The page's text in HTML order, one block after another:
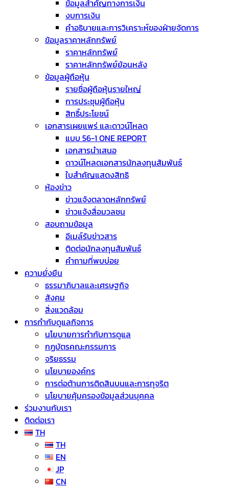
ข้อมูลสำคัญทางการเงิน
งบการเงิน
คำอธิบายและการวิเคราะห์ของฝ่ายจัดการ
ข้อมูลราคาหลักทรัพย์
ราคาหลักทรัพย์
ราคาหลักทรัพย์ย้อนหลัง
ข้อมูลผู้ถือหุ้น
รายชื่อผู้ถือหุ้นรายใหญ่
การประชุมผู้ถือหุ้น
สิทธิ์ประโยชน์
เอกสารเผยแพร่ และดาวน์โหลด
แบบ 56-1 ONE REPORT
เอกสารนำเสนอ
ดาวน์โหลดเอกสารนักลงทุนสัมพันธ์
ใบสำคัญแสดงสิทธิ
ห้องข่าว
ข่าวแจ้งตลาดหลักทรัพย์
ข่าวแจ้งสื่อมวลชน
สอบถามข้อมูล
อีเมล์รับข่าวสาร
ติดต่อนักลงทุนสัมพันธ์
คำถามที่พบบ่อย
ความยั่งยืน
ธรรมาภิบาลและเศรษฐกิจ
สังคม
สิ่งแวดล้อม
การกำกับดูแลกิจการ
นโยบายการกำกับการดูแล
กฏบัตรคณะกรรมการ
จริยธรรม
นโยบายองค์กร
การต่อต้านการติดสินบนและการทุจริต
นโยบายคุ้มครองข้อมูลส่วนบุคคล
ร่วมงานกับเรา
ติดต่อเรา
TH
TH
EN
JP
CN